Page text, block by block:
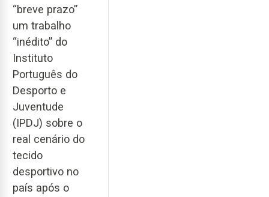
“breve prazo”
um trabalho
“inédito” do
Instituto
Português do
Desporto e
Juventude
(IPDJ) sobre o
real cenário do
tecido
desportivo no
país após o